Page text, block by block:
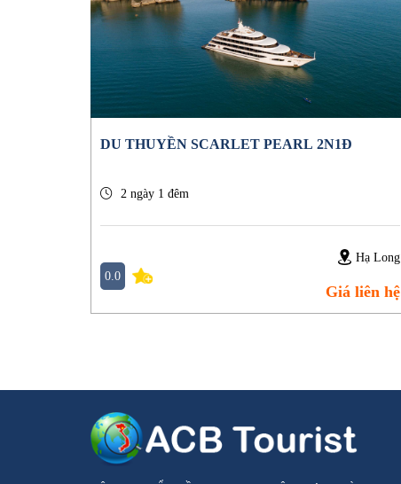
DU THUYỀN SCARLET PEARL 2N1Đ
2 ngày 1 đêm
0.0
Hạ Long
Giá liên hệ